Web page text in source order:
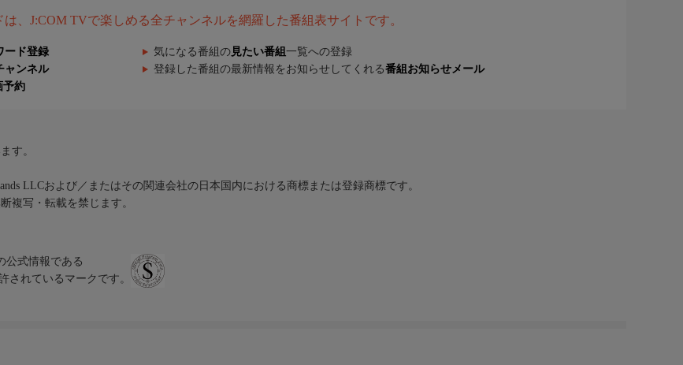
は、J:COM TVで楽しめる全チャンネルを網羅した番組表サイトです。
ード登録 気になる番組の 見たい番組 一覧への登録
ャンネル 登録した番組の最新情報をお知らせしてくれる番組お知らせメール
予約
す。
LLCおよび／またはその関連会社の日本国内における商標または登録商標です。
複写・転載を禁じます。
公式情報である
されているマークです。